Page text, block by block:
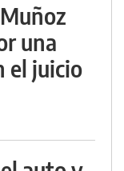
una
el juicio